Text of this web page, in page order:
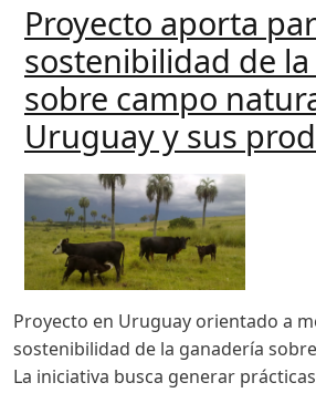
Proyecto aporta
sostenibilidad de
sobre campo
Uruguay y sus
Proyecto en Uruguay orientado a
sostenibilidad de la ganadería
La iniciativa busca generar